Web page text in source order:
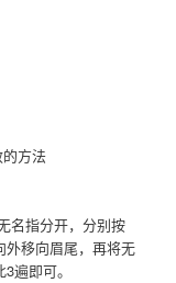
方法
名指分开，分别按
外移向眉尾，再将无
遍即可。